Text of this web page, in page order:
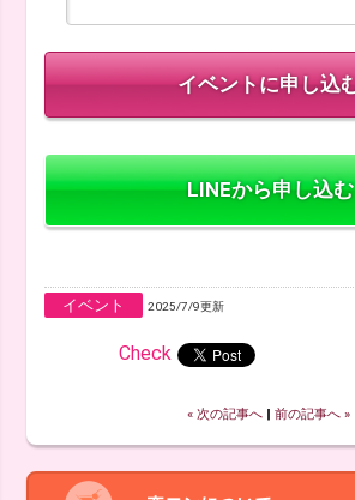
LINEから申し込む
イベント 2025/7/9更新
Check
« 次の記事へ ‖ 前の記事へ »